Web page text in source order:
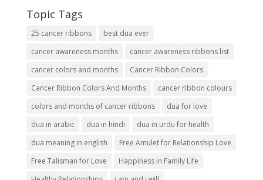
Topic Tags
25 cancer ribbons
best dua ever
cancer awareness months
cancer awareness ribbons list
cancer colors and months
Cancer Ribbon Colors
Cancer Ribbon Colors And Months
cancer ribbon colours
colors and months of cancer ribbons
dua for love
dua in arabic
dua in hindi
dua in urdu for health
dua meaning in english
Free Amulet for Relationship Love
Free Talisman for Love
Happiness in Family Life